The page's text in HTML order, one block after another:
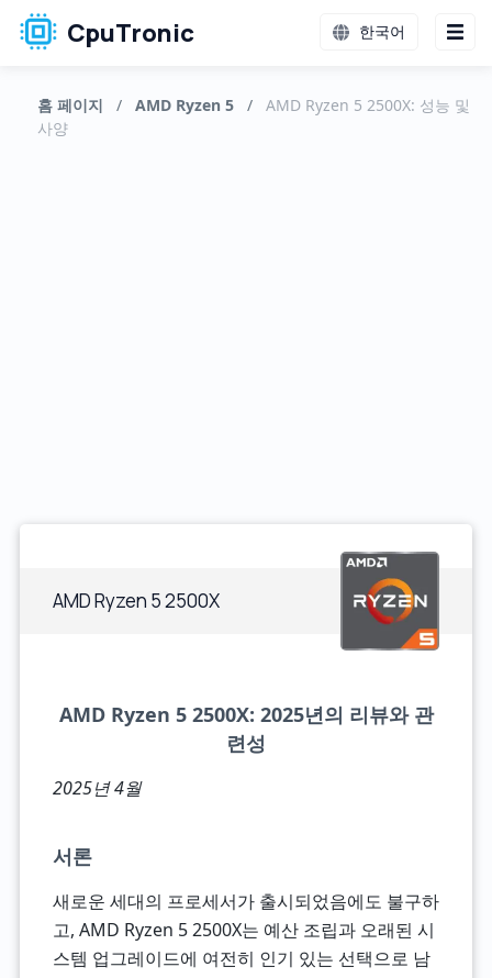
CpuTronic 한국어
홈 페이지 / AMD Ryzen 5 /
AMD Ryzen 5 2500X: 성능 및
사양
AMD Ryzen 5 2500X
AMD Ryzen 5 2500X: 2025년의 리뷰와 관
련성
2025년 4월
서론
새로운 세대의 프로세서가 출시되었음에도 불구하
고, AMD Ryzen 5 2500X는 예산 조립과 오래된 시
스템 업그레이드에 여전히 인기 있는 선택으로 남